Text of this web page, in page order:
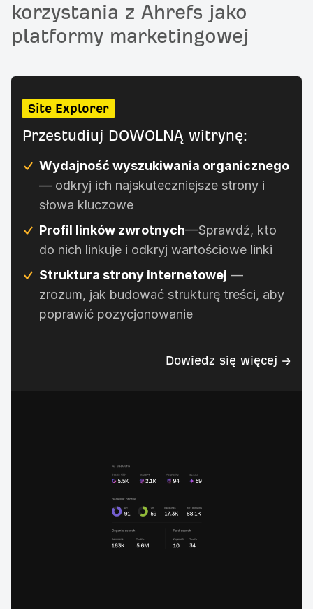
korzystania z Ahrefs jako
platformy marketingowej
Site Explorer
Przestudiuj DOWOLNĄ witrynę:
Wydajność wyszukiwania organicznego
— odkryj ich najskuteczniejsze strony i
słowa kluczowe
Profil linków zwrotnych—Sprawdź, kto
do nich linkuje i odkryj wartościowe linki
Struktura strony internetowej —
zrozum, jak budować strukturę treści, aby
poprawić pozycjonowanie
Dowiedz się więcej →